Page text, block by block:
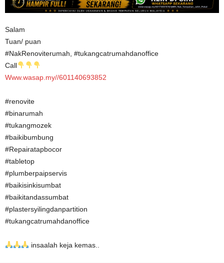
Salam
Tuan/ puan
#NakRenoviterumah, #tukangcatrumahdanoffice
Call
Www.wasap.my//601140693852
#renovite
#binarumah
#tukangmozek
#baikibumbung
#Repairatapbocor
#tabletop
#plumberpaipservis
#baikisinkisumbat
#baikitandassumbat
#plastersyilingdanpartition
#tukangcatrumahdanoffice
insaalah keja kemas..